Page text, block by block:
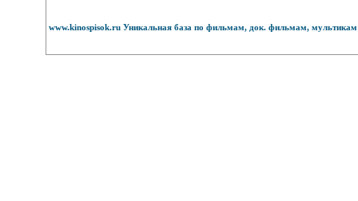
www.kinospisok.ru Уникальная база по фильмам, док. фильмам,